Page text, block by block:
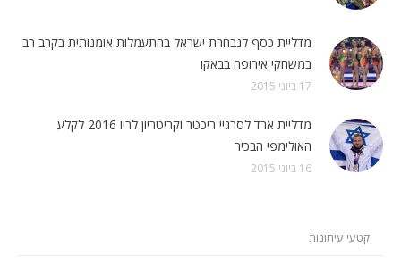
מדליית כסף לנבחרת ישראל בהתעמלות אומנותית בקרב רב
במשחקי אירופה בבאקו
17 ביוני 2015
מדליית ארד לסרגיי ריכטר וקריטריון לריו 2016 לקלע
האולימפי הבכיר
16 ביוני 2015
קטעי עיתונות